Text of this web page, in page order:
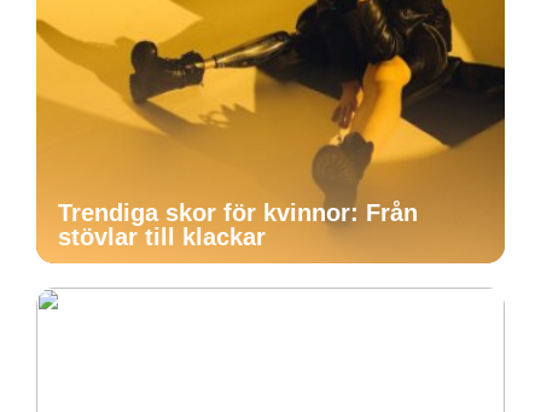
Trendiga skor för kvinnor: Från
stövlar till klackar